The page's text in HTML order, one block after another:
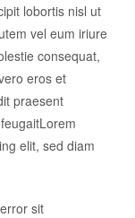
lobortis nisl ut
vel eum iriure
consequat,
eros et
praesent
elit, sed diam
sit